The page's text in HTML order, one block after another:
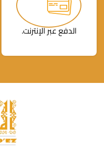
الدفع عبر الإنترنت.